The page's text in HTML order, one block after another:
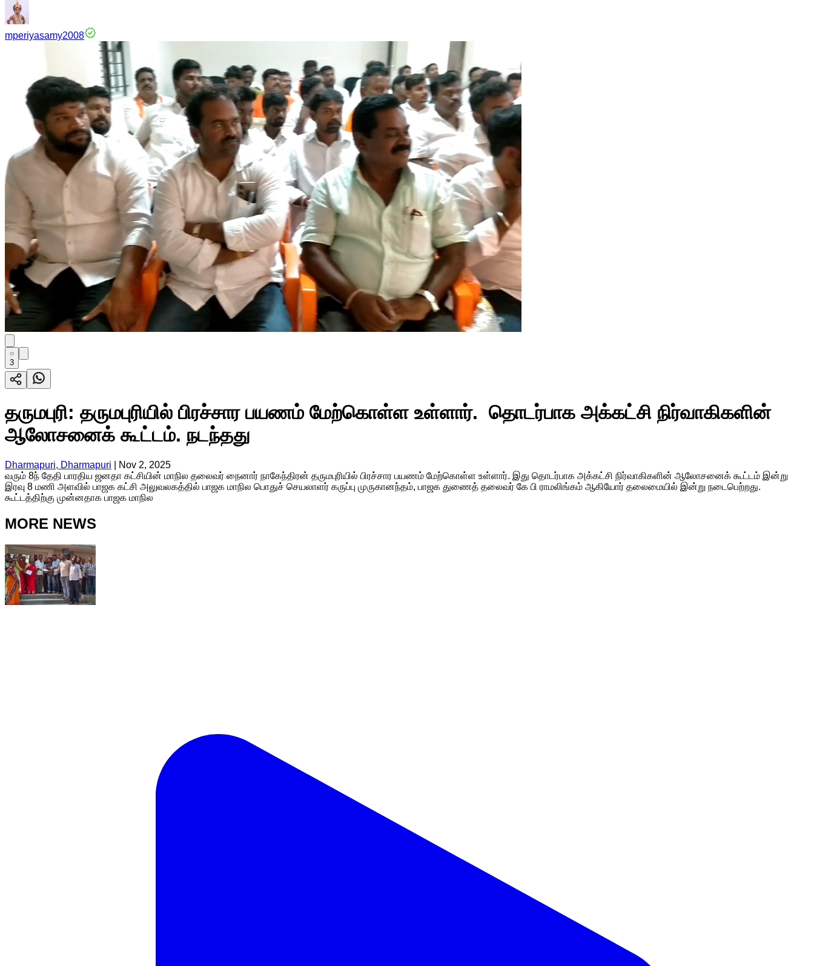
mperiyasamy2008
3
தருமபுரி: தருமபுரியில் பிரச்சார பயணம் மேற்கொள்ள உள்ளார். தொடர்பாக அக்கட்சி நிர்வாகிகளின்
ஆலோசனைக் கூட்டம். நடந்தது
Dharmapuri, Dharmapuri
Nov 2, 2025
வரும் 8ந் தேதி பாரதிய ஜனதா கட்சியின் மாநில தலைவர் நைனார் நாகேந்திரன் தருமபுரியில் பிரச்சார பயணம் மேற்கொள்ள உள்ளார். இது தொடர்பாக அக்கட்சி நிர்வாகிகளின் ஆலோசனைக் கூட்டம் இன்று
இரவு 8 மணி அளவில் பாஜக கட்சி அலுவலகத்தில் பாஜக மாநில பொதுச் செயலாளர் கருப்பு முருகானந்தம், பாஜக துணைத் தலைவர் கே பி ராமலிங்கம் ஆகியோர் தலைமையில் இன்று நடைபெற்றது.
கூட்டத்திற்கு முன்னதாக பாஜக மாநில
MORE NEWS